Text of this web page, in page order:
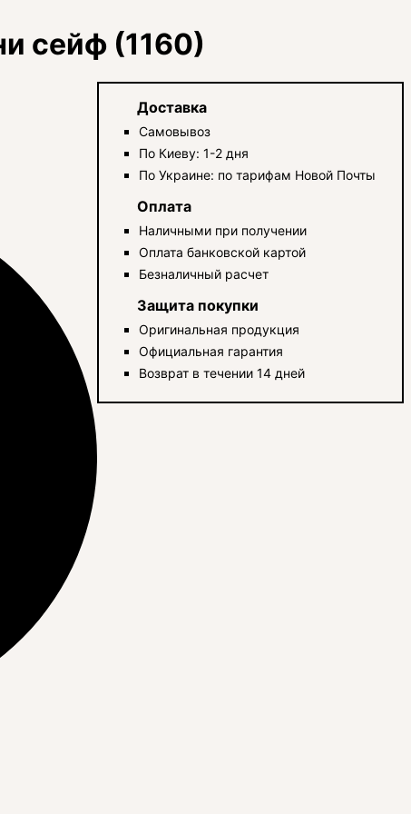
сейф (1160)
Доставка
Самовывоз
По Киеву: 1-2 дня
По Украине: по тарифам Новой Почты
Оплата
Наличными при получении
Оплата банковской картой
Безналичный расчет
Защита покупки
Оригинальная продукция
Официальная гарантия
Возврат в течении 14 дней